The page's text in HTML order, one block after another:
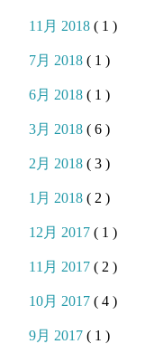
11月 2018( 1 )
7月 2018( 1 )
6月 2018( 1 )
3月 2018( 6 )
2月 2018( 3 )
1月 2018( 2 )
12月 2017( 1 )
11月 2017( 2 )
10月 2017( 4 )
9月 2017( 1 )